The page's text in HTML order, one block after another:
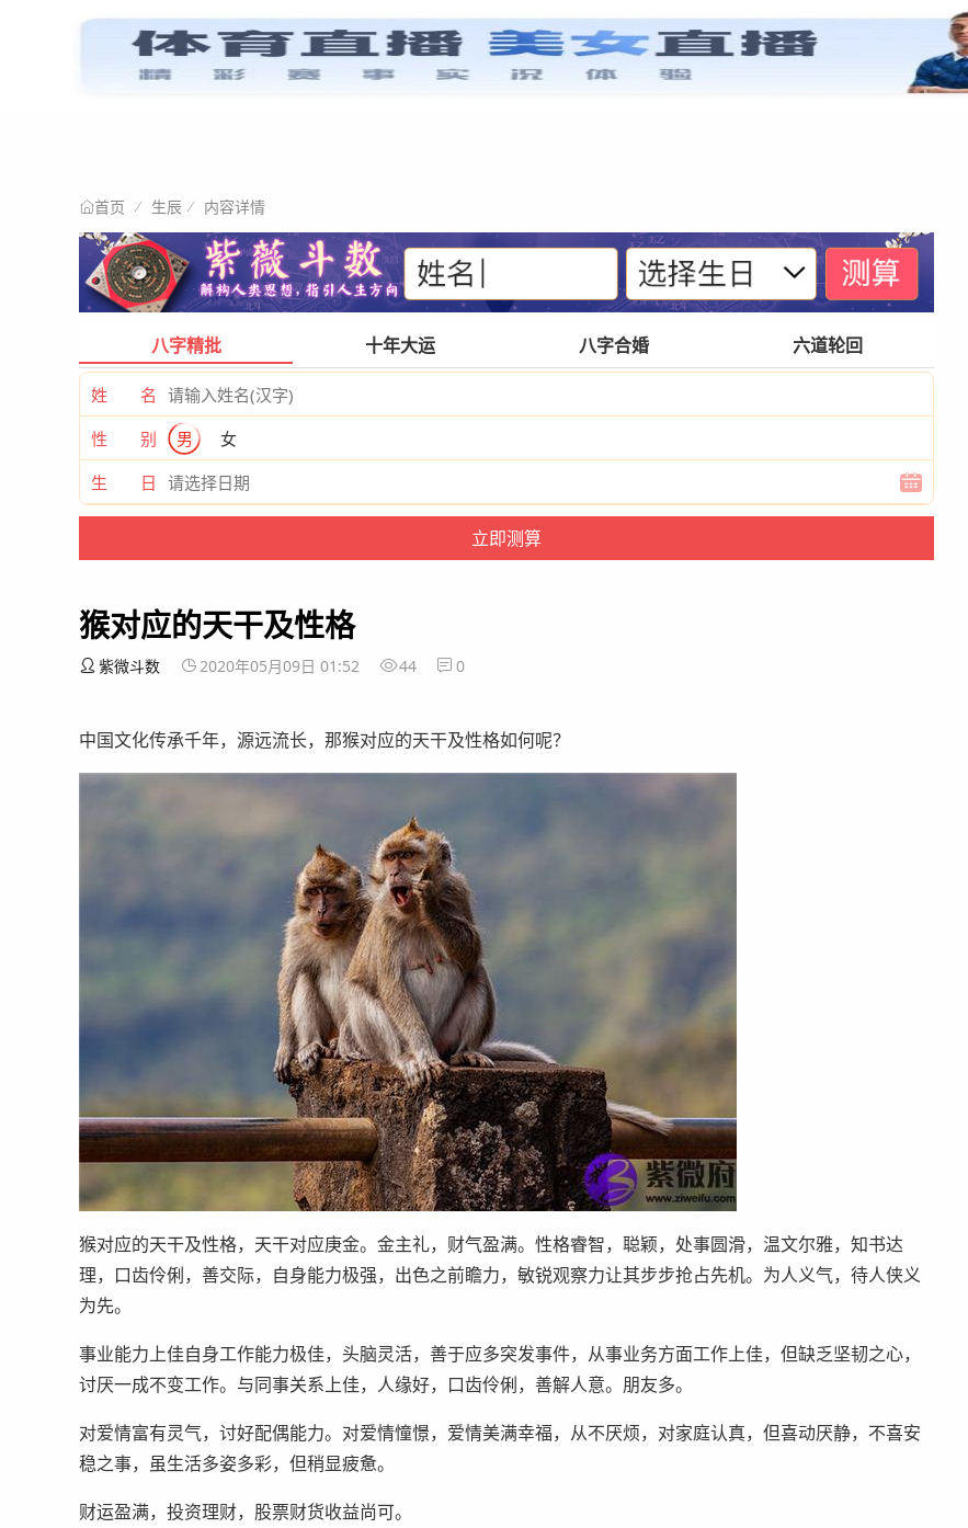
首页 星情阐述 紫微基础 宫位体系 四化诀窍 格局玄奥
首页 生辰 内容详情
八字精批 十年大运 八字合婚 六道轮回
姓 名
性 别
男
女
生 日
猴对应的天干及性格
紫微斗数 2020年05月09日 01:52 44 0
中国文化传承千年，源远流长，那猴对应的天干及性格如何呢？
猴对应的天干及性格，天干对应庚金。金主礼，财气盈满。性格睿智，聪颖，处事圆滑，温文尔雅，知书达
理，口齿伶俐，善交际，自身能力极强，出色之前瞻力，敏锐观察力让其步步抢占先机。为人义气，待人侠义
为先。
事业能力上佳自身工作能力极佳，头脑灵活，善于应多突发事件，从事业务方面工作上佳，但缺乏坚韧之心，
讨厌一成不变工作。与同事关系上佳，人缘好，口齿伶俐，善解人意。朋友多。
对爱情富有灵气，讨好配偶能力。对爱情憧憬，爱情美满幸福，从不厌烦，对家庭认真，但喜动厌静，不喜安
稳之事，虽生活多姿多彩，但稍显疲惫。
财运盈满，投资理财，股票财货收益尚可。